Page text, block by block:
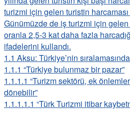
turizmi için gelen turistin
Günümüzde de iş turizmi için
oranla 2,5-3 kat daha fazla
ifadelerini kullandı.
1.1 Aksu: Türkiye’nin
1.1.1 “Türkiye bulunmaz bir pazar”
1.1.1.1 “Turizm sektörü, ek
dönebilir”
1.1.1.1.1 “Türk Turizmi itibar